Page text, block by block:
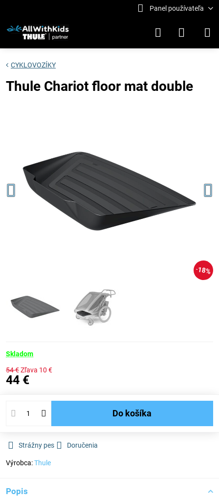
Panel používateľa
18%
CYKLOVOZÍKY
Thule Chariot floor mat double
Skladom
54 €Zľava 10 €
44 €
Do košíka
Strážny pes Doručenia
Výrobca:Thule
Popis